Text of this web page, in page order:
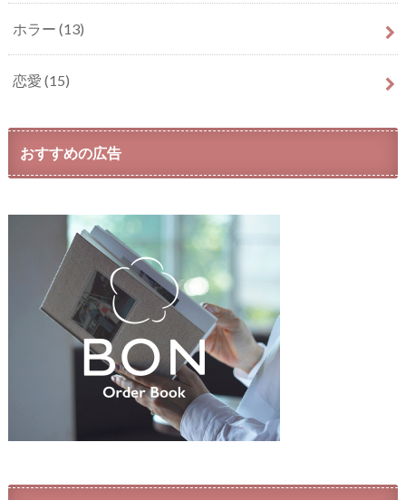
ホラー (13)
恋愛 (15)
おすすめの広告